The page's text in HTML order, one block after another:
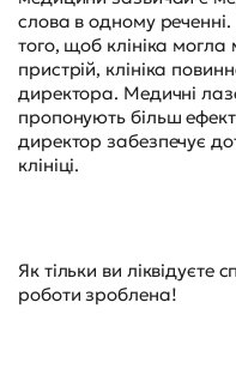
слова в одному
того, щоб клініка
пристрій, клініка
директора. Медичні
пропонують більш
директор забезпечує
клініці.
Як тільки ви
роботи зроблена!